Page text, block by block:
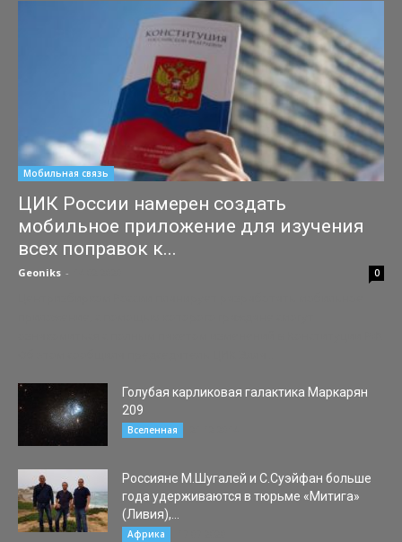
Мобильная связь
ЦИК России намерен создать
мобильное приложение для изучения
всех поправок к...
Geoniks - 0
Голубая карликовая галактика Маркарян
209
Вселенная
Россияне М.Шугалей и С.Суэйфан больше
года удерживаются в тюрьме «Митига»
(Ливия),...
Африка